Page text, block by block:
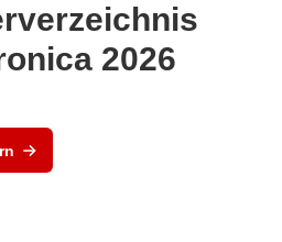
2026